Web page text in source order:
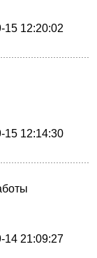
15 12:20:02
15 12:14:30
14 21:09:27